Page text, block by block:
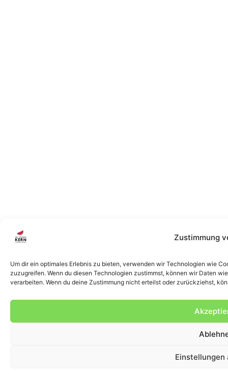
Zustimmung
Um dir ein optimales Erlebnis zu bieten, verwenden wir Technologien wie
zuzugreifen. Wenn du diesen Technologien zustimmst, können wir Daten
verarbeiten. Wenn du deine Zustimmung nicht erteilst oder zurückziehst,
Einstellungen